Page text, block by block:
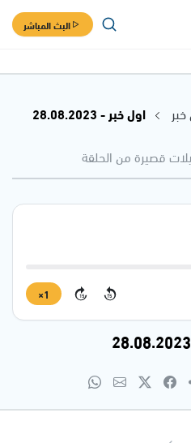
البث المباشر
اول خبر - 28.08.2023
قصيرة من الحلقة
15
15
1×